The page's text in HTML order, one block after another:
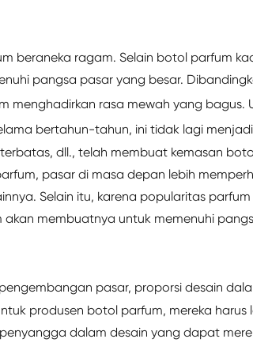
beraneka ragam. Selain botol parfum
pangsa pasar yang besar.
menghadirkan rasa mewah yang bagus.
bertahun-tahun, ini tidak lagi
dll., telah membuat kemasan
pasar di masa depan lebih
Selain itu, karena popularitas
membuatnya untuk memenuhi
pasar, proporsi desain
produsen botol parfum, mereka harus
dalam desain yang dapat